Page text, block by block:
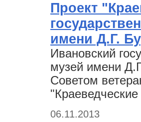
Проект
имени Д.Г.
Ивановский
музей имени
Советом
06.11.2013